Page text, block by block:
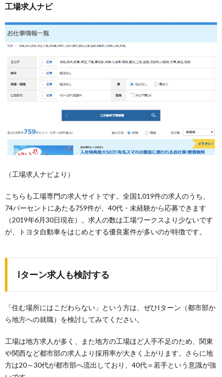
工場求人ナビ
（工場求人ナビより）
こちらも工場専門の求人サイトです。全国1,019件の求人のうち、
74パーセントにあたる759件が、40代・未経験から応募できます
（2019年6月30日現在）。求人の数は工場ワークスより少ないです
が、トヨタ自動車をはじめとする優良案件が多いのが特徴です。
Iターン求人も検討する
「住む場所にはこだわらない」という方は、ぜひIターン（都市部か
ら地方への就職）を検討してみてください。
工場は地方求人が多く、また地方の工場ほど人手不足のため、関東
や関西など都市部の求人より採用率が大きく上がります。さらに地
方は20～30代が都市部へ流出しており、40代＝若手という意識が強